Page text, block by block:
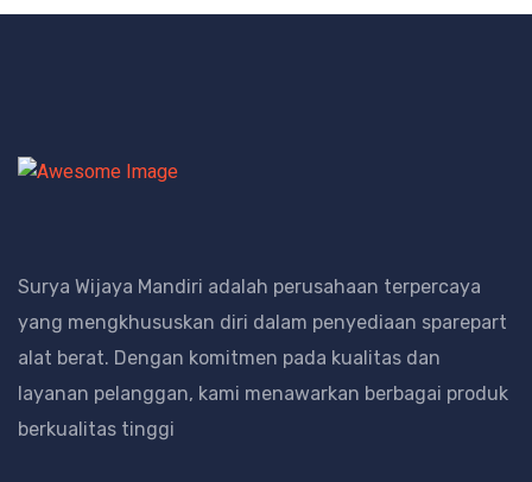
Surya Wijaya Mandiri adalah perusahaan terpercaya
yang mengkhususkan diri dalam penyediaan sparepart
alat berat. Dengan komitmen pada kualitas dan
layanan pelanggan, kami menawarkan berbagai produk
berkualitas tinggi